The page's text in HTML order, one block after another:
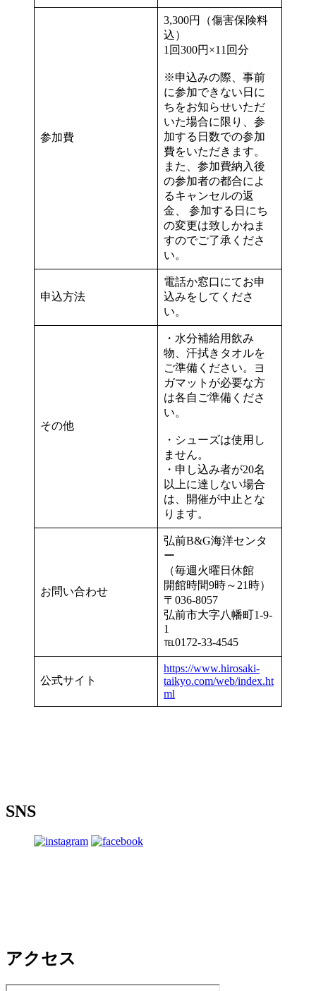
参加費
3,300円（傷害保険料
込）
1回300円×11回分
※申込みの際、事前
に参加できない日に
ちをお知らせいただ
いた場合に限り、参
加する日数での参加
費をいただきます。
また、参加費納入後
の参加者の都合によ
るキャンセルの返
金、 参加する日にち
の変更は致しかねま
すのでご了承くださ
い。
申込方法
電話か窓口にてお申
込みをしてくださ
い。
その他
・水分補給用飲み
物、汗拭きタオルを
ご準備ください。ヨ
ガマットが必要な方
は各自ご準備くださ
い。
・シューズは使用し
ません。
・申し込み者が20名
以上に達しない場合
は、開催が中止とな
ります。
お問い合わせ
弘前B&G海洋センタ
ー
（毎週火曜日休館
開館時間9時～21時）
〒036-8057
弘前市大字八幡町1-9-
1
℡0172-33-4545
公式サイト
https://www.hirosaki-
taikyo.com/web/index.ht
ml
SNS
アクセス